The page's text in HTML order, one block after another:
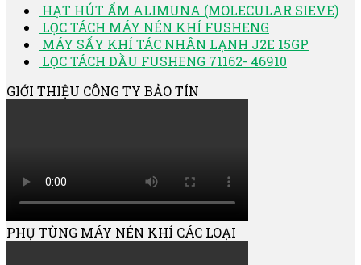
HẠT HÚT ẨM ALIMUNA (MOLECULAR SIEVE)
LỌC TÁCH MÁY NÉN KHÍ FUSHENG
MÁY SẤY KHÍ TÁC NHÂN LẠNH J2E 15GP
LỌC TÁCH DẦU FUSHENG 71162- 46910
GIỚI THIỆU CÔNG TY BẢO TÍN
PHỤ TÙNG MÁY NÉN KHÍ CÁC LOẠI